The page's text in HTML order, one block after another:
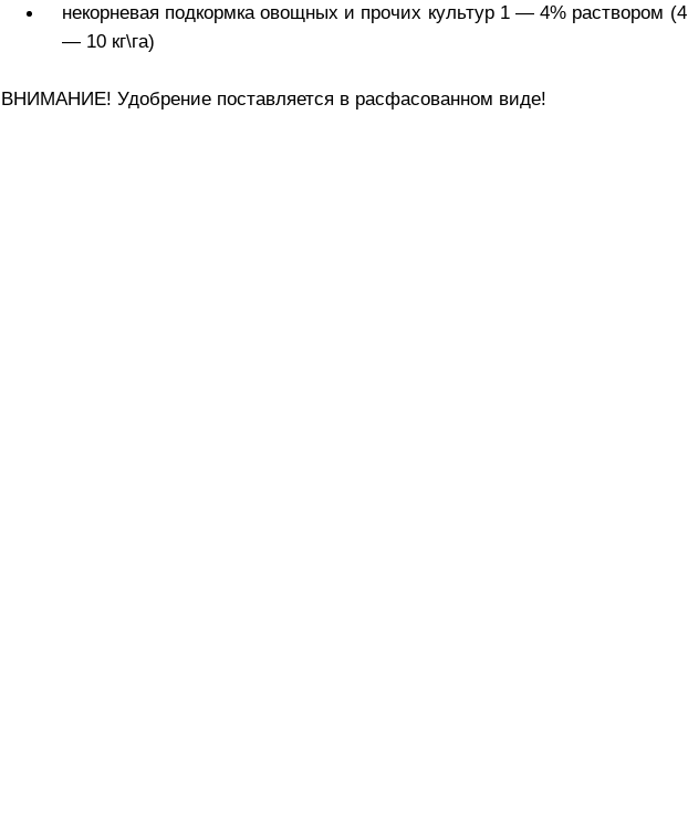
некорневая подкормка овощных и прочих культур 1 — 4% раствором (4
— 10 кг\га)
ВНИМАНИЕ! Удобрение поставляется в расфасованном виде!